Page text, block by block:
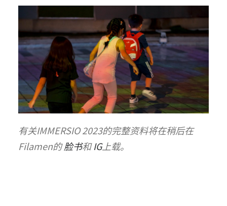
有关IMMERSIO 2023的完整资料将在稍后在
Filamen的脸书和IG上载。